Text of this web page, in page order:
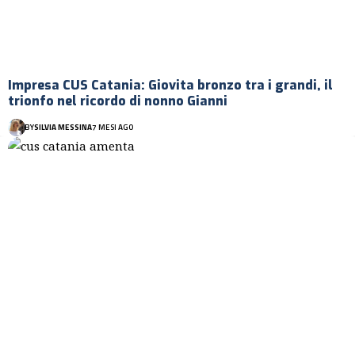
Impresa CUS Catania: Giovita bronzo tra i grandi, il
trionfo nel ricordo di nonno Gianni
BYSILVIA MESSINA7 MESI AGO